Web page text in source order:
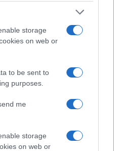
storage
on web or
to be sent to
purposes.
me
storage
on web or
realidad tiene muy
es uno de los
todo el
se celebran
que en el
paralelamente a
carrozas y
nombre.